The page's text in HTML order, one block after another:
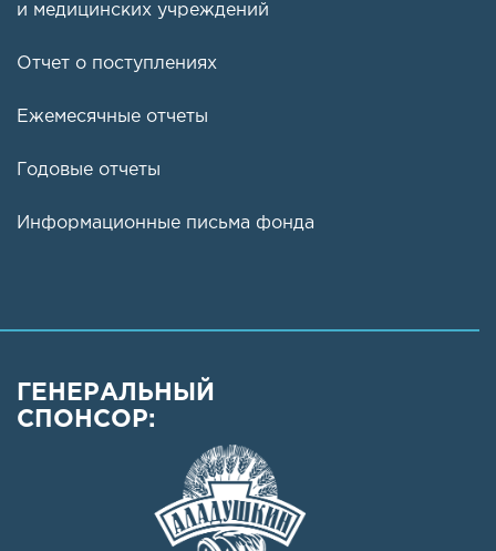
и медицинских учреждений
Отчет о поступлениях
Ежемесячные отчеты
Годовые отчеты
Информационные письма фонда
ГЕНЕРАЛЬНЫЙ
СПОНСОР: